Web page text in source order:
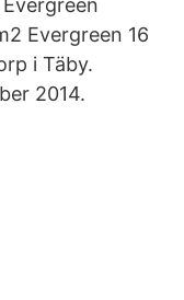
Evergreen 16
i Täby.
2014.